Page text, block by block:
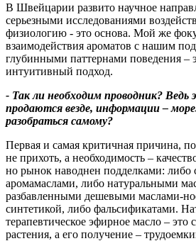
В Швейцарии развито научное
серьезными исследованиями
физиологию - это основа. Мой же
взаимодействия ароматов с нашим
глубинными паттернами поведения –
интуитивный подход.
- Так ли необходим проводник? Ведь
продаются везде, информации –
разобраться самому?
Первая и самая критичная причина,
не прихоть, а необходимость –
но рынок наводнен подделками: либо
аромамаслами, либо натуральными
разбавленными дешевыми маслами-
синтетикой, либо фальсификатами.
терапевтическое эфирное масло – это
растения, а его получение –